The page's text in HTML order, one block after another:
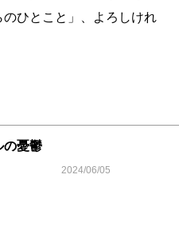
ひとこと」、よろしけれ
の憂鬱
2024/06/05